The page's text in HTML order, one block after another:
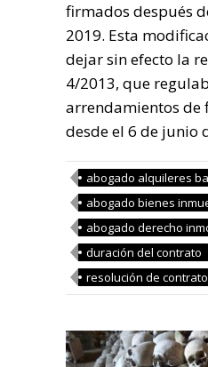
firmados después
2019. Esta
dejar sin efecto la
4/2013, que
arrendamientos de
desde el 6 de junio
abogado alquileres
abogado bienes
abogado derecho
duración del contrato
resolución de contrato